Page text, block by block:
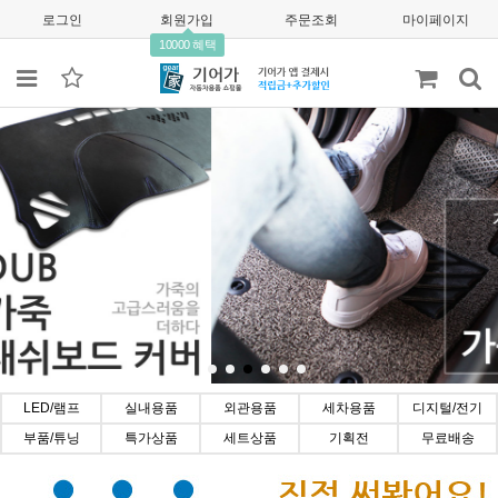
로그인 회원가입
10000 혜택
주문조회 마이페이지
LED/램프 실내용품 외관용품 세차용품
디지털/전기
부품/튜닝
특가상품 세트상품 기획전 무료배송